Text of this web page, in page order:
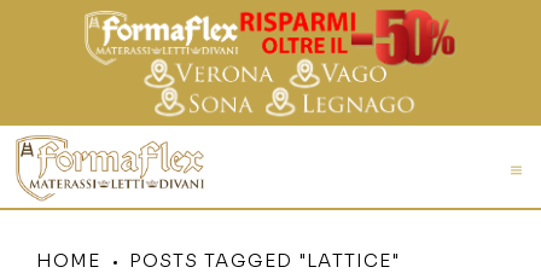
HOME POSTS TAGGED "LATTICE"